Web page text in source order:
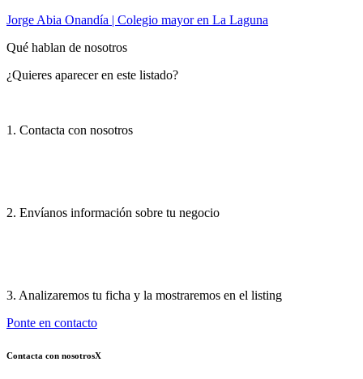
Jorge Abia Onandía | Colegio mayor en La Laguna
Qué hablan de nosotros
¿Quieres aparecer en este listado?
1. Contacta con nosotros
2. Envíanos información sobre tu negocio
3. Analizaremos tu ficha y la mostraremos en el listing
Ponte en contacto
Contacta con nosotrosX